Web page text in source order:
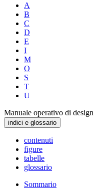
A
B
C
D
E
I
M
O
S
T
U
Manuale operativo di design
indici e glossario
contenuti
figure
tabelle
glossario
Sommario